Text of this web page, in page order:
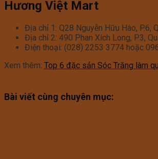
Hương Việt Mart
Địa chỉ 1: Q28 Nguyễn Hữu Hào, P.6,
Địa chỉ 2: 490 Phan Xích Long, P.3,
Điện thoại: (028) 2253 3774 hoặc
Xem thêm: Top 6 đặc sản Sóc Trăng làm
Bài viết cùng chuyên mục: